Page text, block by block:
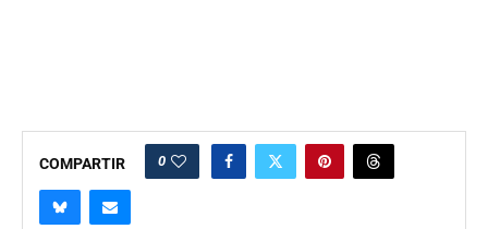
COMPARTIR 0